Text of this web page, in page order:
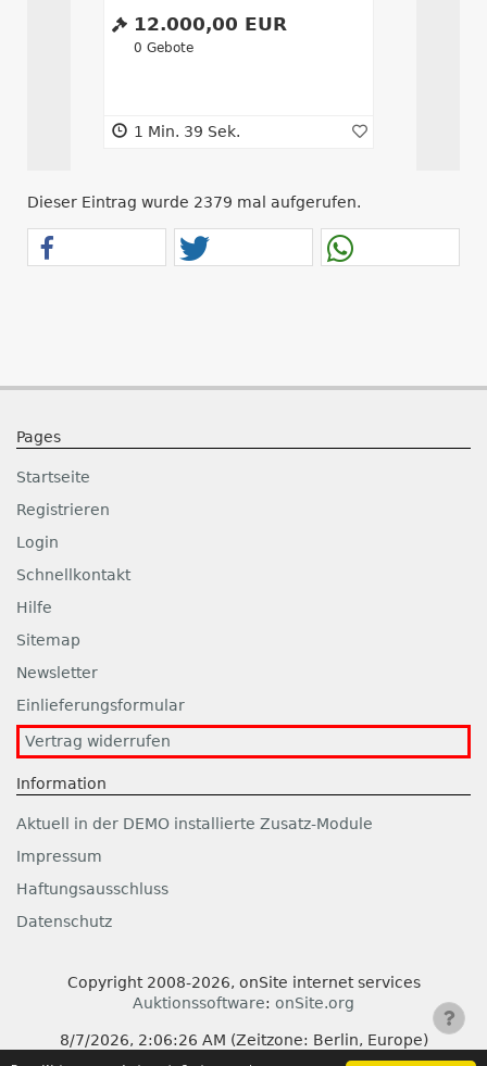
12.000,00 EUR
0 Gebote
1 Min. 39 Sek.
Dieser Eintrag wurde 2379 mal aufgerufen.
Pages
Startseite
Registrieren
Login
Schnellkontakt
Hilfe
Sitemap
Newsletter
Einlieferungsformular
Vertrag widerrufen
Information
Aktuell in der DEMO installierte Zusatz-Module
Impressum
Haftungsausschluss
Datenschutz
Copyright 2008-2026, onSite internet services
Auktionssoftware: onSite.org
8/7/2026, 2:06:26 AM (Zeitzone: Berlin, Europe)